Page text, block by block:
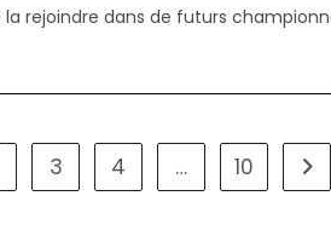
rejoindre dans de futurs
3 4 … 10